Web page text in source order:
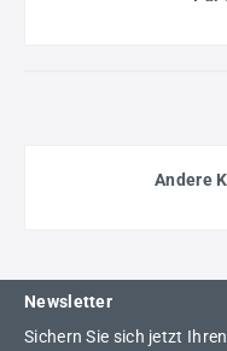
Andere
Newsletter
Sichern Sie sich jetzt